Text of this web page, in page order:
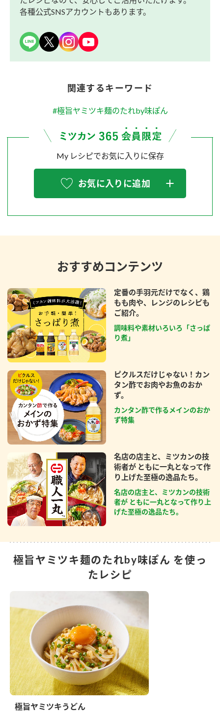
各種公式SNSアカウントもあります。
関連するキーワード
#極旨ヤミツキ麺のたれby味ぽん
My レシピでお気に入りに保存
お気に入りに追加
おすすめコンテンツ
定番の手羽元だけでなく、鶏
もも肉や、レンジのレシピも
ご紹介。
調味料や素材いろいろ「さっぱ
り煮」
ピクルスだけじゃない！カン
タン酢でお肉やお魚のおか
ず。
カンタン酢で作るメインのおか
ず特集
名店の店主と、ミツカンの技
術者が ともに一丸となって作
り上げた至極の逸品たち。
名店の店主と、ミツカンの技術
者が ともに一丸となって作り上
げた至極の逸品たち。
極旨ヤミツキ麺のたれby味ぽん を使っ
たレシピ
極旨ヤミツキうどん